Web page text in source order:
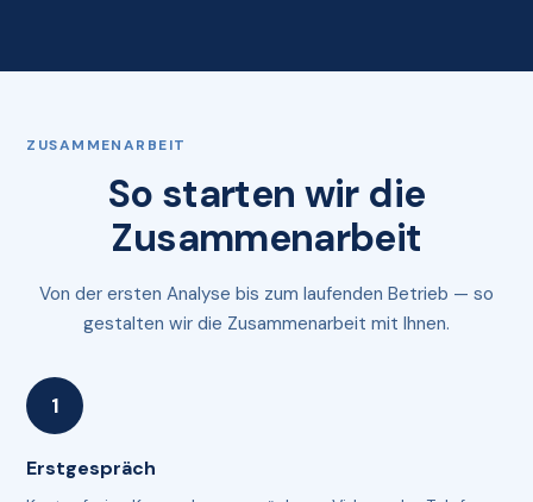
ZUSAMMENARBEIT
So starten wir die
Zusammenarbeit
Von der ersten Analyse bis zum laufenden Betrieb — so
gestalten wir die Zusammenarbeit mit Ihnen.
Erstgespräch